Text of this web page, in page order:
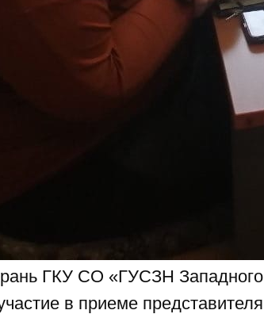
ГКУ СО «ГУСЗН Западного
в приеме представителя